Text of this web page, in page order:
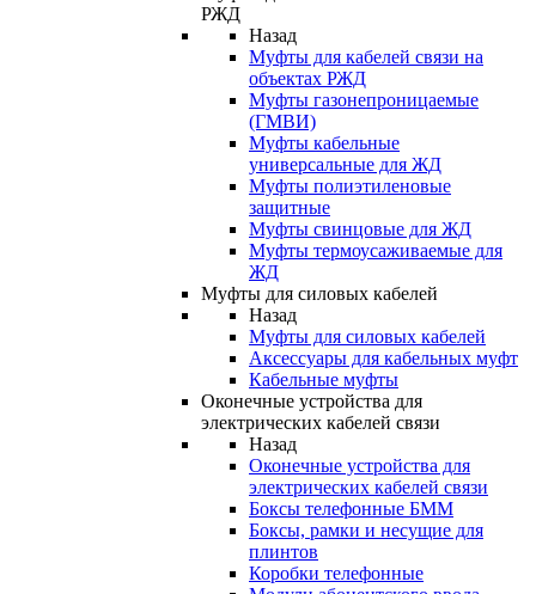
РЖД
Назад
Муфты для кабелей связи на
объектах РЖД
Муфты газонепроницаемые
(ГМВИ)
Муфты кабельные
универсальные для ЖД
Муфты полиэтиленовые
защитные
Муфты свинцовые для ЖД
Муфты термоусаживаемые для
ЖД
Муфты для силовых кабелей
Назад
Муфты для силовых кабелей
Аксессуары для кабельных муфт
Кабельные муфты
Оконечные устройства для
электрических кабелей связи
Назад
Оконечные устройства для
электрических кабелей связи
Боксы телефонные БММ
Боксы, рамки и несущие для
плинтов
Коробки телефонные